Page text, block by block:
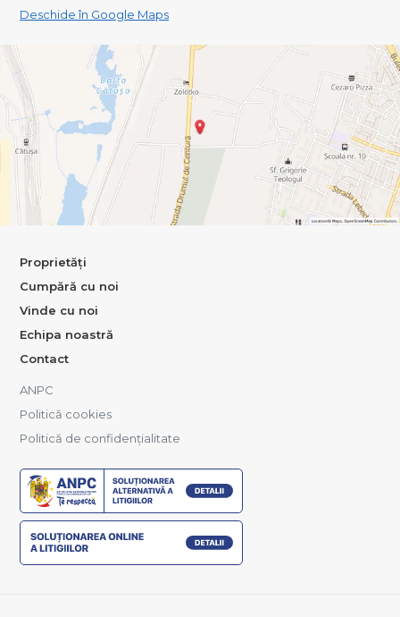
Deschide în Google Maps
Proprietăți
Cumpără cu noi
Vinde cu noi
Echipa noastră
Contact
ANPC
Politică cookies
Politică de confidențialitate